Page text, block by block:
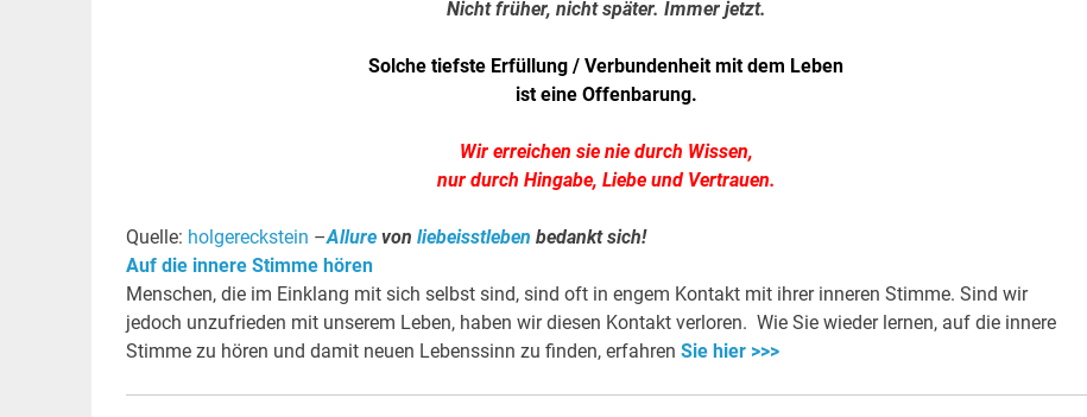
Nicht früher, nicht später. Immer jetzt.
Solche tiefste Erfüllung / Verbundenheit mit dem Leben
ist eine Offenbarung.
Wir erreichen sie nie durch Wissen,
nur durch Hingabe, Liebe und Vertrauen.
Quelle: holgereckstein –Allure von liebeisstleben bedankt sich!
Auf die innere Stimme hören
Menschen, die im Einklang mit sich selbst sind, sind oft in engem Kontakt mit ihrer inneren Stimme. Sind wir
jedoch unzufrieden mit unserem Leben, haben wir diesen Kontakt verloren. Wie Sie wieder lernen, auf die innere
Stimme zu hören und damit neuen Lebenssinn zu finden, erfahren Sie hier >>>